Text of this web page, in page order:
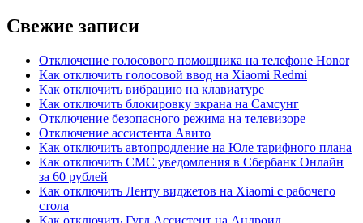
Свежие записи
Отключение голосового помощника на телефоне Honor
Как отключить голосовой ввод на Xiaomi Redmi
Как отключить вибрацию на клавиатуре
Как отключить блокировку экрана на Самсунг
Отключение безопасного режима на телевизоре
Отключение ассистента Авито
Как отключить автопродление на Юле тарифного плана
Как отключить СМС уведомления в Сбербанк Онлайн
за 60 рублей
Как отключить Ленту виджетов на Xiaomi с рабочего
стола